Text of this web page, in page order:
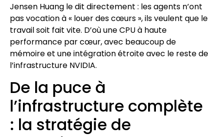
Jensen Huang le dit directement : les agents n’ont
pas vocation à « louer des cœurs », ils veulent que le
travail soit fait vite. D’où une CPU à haute
performance par cœur, avec beaucoup de
mémoire et une intégration étroite avec le reste de
l’infrastructure NVIDIA.
De la puce à
l’infrastructure complète
: la stratégie de